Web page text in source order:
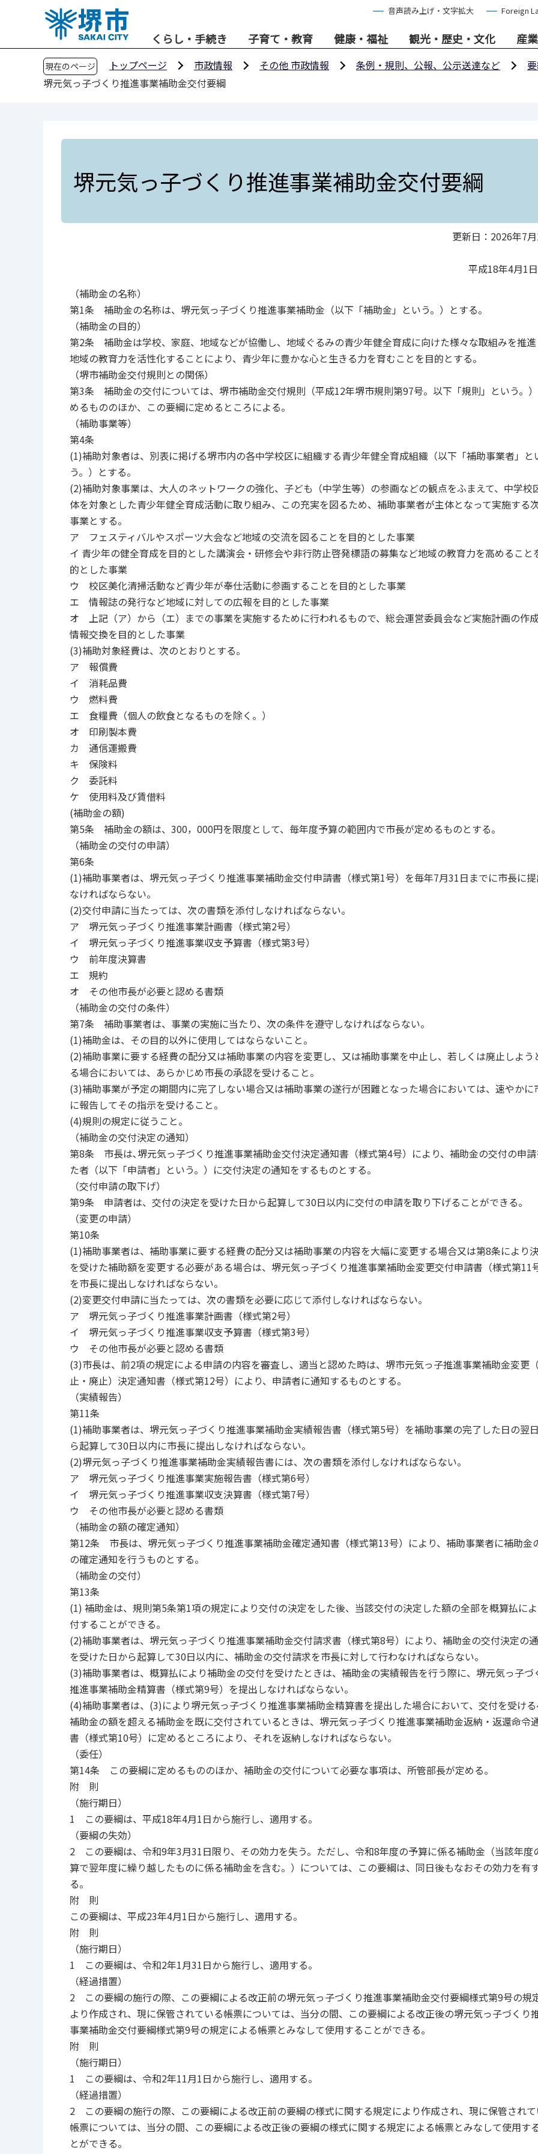
音声読み上げ・文字拡大 Foreign
くらし・手続き 子育て・教育 健康・福祉 観光・歴史・文化 産
現在のページ トップページ 市政情報 その他 市政情報 条例・規則、公報、公示送達など
堺元気っ子づくり推進事業補助金交付要綱
堺元気っ子づくり推進事業補助金交付要綱
更新日：2026年7
平成18年4月1
（補助金の名称）
第1条 補助金の名称は、堺元気っ子づくり推進事業補助金（以下「補助金」という。）とする。
（補助金の目的）
第2条 補助金は学校、家庭、地域などが協働し、地域ぐるみの青少年健全育成に向けた様々な取組みを推進
地域の教育力を活性化することにより、青少年に豊かな心と生きる力を育むことを目的とする。
（堺市補助金交付規則との関係）
第3条 補助金の交付については、堺市補助金交付規則（平成12年堺市規則第97号。以下「規則」という。
めるもののほか、この要綱に定めるところによる。
（補助事業等）
第4条
(1)補助対象者は、別表に掲げる堺市内の各中学校区に組織する青少年健全育成組織（以下「補助事業者」と
う。）とする。
(2)補助対象事業は、大人のネットワークの強化、子ども（中学生等）の参画などの観点をふまえて、中学校
体を対象とした青少年健全育成活動に取り組み、この充実を図るため、補助事業者が主体となって実施する
事業とする。
ア フェスティバルやスポーツ大会など地域の交流を図ることを目的とした事業
イ 青少年の健全育成を目的とした講演会・研修会や非行防止啓発標語の募集など地域の教育力を高めること
的とした事業
ウ 校区美化清掃活動など青少年が奉仕活動に参画することを目的とした事業
エ 情報誌の発行など地域に対しての広報を目的とした事業
オ 上記（ア）から（エ）までの事業を実施するために行われるもので、総会運営委員会など実施計画の作
情報交換を目的とした事業
(3)補助対象経費は、次のとおりとする。
ア 報償費
イ 消耗品費
ウ 燃料費
エ 食糧費（個人の飲食となるものを除く。）
オ 印刷製本費
カ 通信運搬費
キ 保険料
ク 委託料
ケ 使用料及び賃借料
(補助金の額)
第5条 補助金の額は、300，000円を限度として、毎年度予算の範囲内で市長が定めるものとする。
（補助金の交付の申請）
第6条
(1)補助事業者は、堺元気っ子づくり推進事業補助金交付申請書（様式第1号）を毎年7月31日までに市長に提
なければならない。
(2)交付申請に当たっては、次の書類を添付しなければならない。
ア 堺元気っ子づくり推進事業計画書（様式第2号）
イ 堺元気っ子づくり推進事業収支予算書（様式第3号）
ウ 前年度決算書
エ 規約
オ その他市長が必要と認める書類
（補助金の交付の条件）
第7条 補助事業者は、事業の実施に当たり、次の条件を遵守しなければならない。
(1)補助金は、その目的以外に使用してはならないこと。
(2)補助事業に要する経費の配分又は補助事業の内容を変更し、又は補助事業を中止し、若しくは廃止しよう
る場合においては、あらかじめ市長の承認を受けること。
(3)補助事業が予定の期間内に完了しない場合又は補助事業の遂行が困難となった場合においては、速やかに
に報告してその指示を受けること。
(4)規則の規定に従うこと。
（補助金の交付決定の通知）
第8条 市長は､堺元気っ子づくり推進事業補助金交付決定通知書（様式第4号）により、補助金の交付の申請
た者（以下「申請者」という。）に交付決定の通知をするものとする。
（交付申請の取下げ）
第9条 申請者は、交付の決定を受けた日から起算して30日以内に交付の申請を取り下げることができる。
（変更の申請）
第10条
(1)補助事業者は、補助事業に要する経費の配分又は補助事業の内容を大幅に変更する場合又は第8条により
を受けた補助額を変更する必要がある場合は、堺元気っ子づくり推進事業補助金変更交付申請書（様式第11号
を市長に提出しなければならない。
(2)変更交付申請に当たっては、次の書類を必要に応じて添付しなければならない。
ア 堺元気っ子づくり推進事業計画書（様式第2号）
イ 堺元気っ子づくり推進事業収支予算書（様式第3号）
ウ その他市長が必要と認める書類
(3)市長は、前2項の規定による申請の内容を審査し、適当と認めた時は、堺市元気っ子推進事業補助金変更
止・廃止）決定通知書（様式第12号）により、申請者に通知するものとする。
（実績報告）
第11条
(1)補助事業者は、堺元気っ子づくり推進事業補助金実績報告書（様式第5号）を補助事業の完了した日の翌
ら起算して30日以内に市長に提出しなければならない。
(2)堺元気っ子づくり推進事業補助金実績報告書には、次の書類を添付しなければならない。
ア 堺元気っ子づくり推進事業実施報告書（様式第6号）
イ 堺元気っ子づくり推進事業収支決算書（様式第7号）
ウ その他市長が必要と認める書類
（補助金の額の確定通知）
第12条 市長は、堺元気っ子づくり推進事業補助金確定通知書（様式第13号）により、補助事業者に補助金
の確定通知を行うものとする。
（補助金の交付）
第13条
(1) 補助金は、規則第5条第1項の規定により交付の決定をした後、当該交付の決定した額の全部を概算払に
付することができる。
(2)補助事業者は、堺元気っ子づくり推進事業補助金交付請求書（様式第8号）により、補助金の交付決定の
を受けた日から起算して30日以内に、補助金の交付請求を市長に対して行わなければならない。
(3)補助事業者は、概算払により補助金の交付を受けたときは、補助金の実績報告を行う際に、堺元気っ子づ
推進事業補助金精算書（様式第9号）を提出しなければならない。
(4)補助事業者は、(3)により堺元気っ子づくり推進事業補助金精算書を提出した場合において、交付を受ける
補助金の額を超える補助金を既に交付されているときは、堺元気っ子づくり推進事業補助金返納・返還命令
書（様式第10号）に定めるところにより、それを返納しなければならない。
（委任）
第14条 この要綱に定めるもののほか、補助金の交付について必要な事項は、所管部長が定める。
附 則
（施行期日）
1 この要綱は、平成18年4月1日から施行し、適用する。
（要綱の失効）
2 この要綱は、令和9年3月31日限り、その効力を失う。ただし、令和8年度の予算に係る補助金（当該年度
算で翌年度に繰り越したものに係る補助金を含む。）については、この要綱は、同日後もなおその効力を有
る。
附 則
この要綱は、平成23年4月1日から施行し、適用する。
附 則
（施行期日）
1 この要綱は、令和2年1月31日から施行し、適用する。
（経過措置）
2 この要綱の施行の際、この要綱による改正前の堺元気っ子づくり推進事業補助金交付要綱様式第9号の規
より作成され、現に保管されている帳票については、当分の間、この要綱による改正後の堺元気っ子づくり
事業補助金交付要綱様式第9号の規定による帳票とみなして使用することができる。
附 則
（施行期日）
1 この要綱は、令和2年11月1日から施行し、適用する。
（経過措置）
2 この要綱の施行の際、この要綱による改正前の要綱の様式に関する規定により作成され、現に保管されて
帳票については、当分の間、この要綱による改正後の要綱の様式に関する規定による帳票とみなして使用す
とができる。